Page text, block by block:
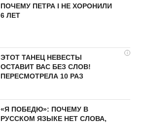
ПОЧЕМУ ПЕТРА I НЕ ХОРОНИЛИ
6 ЛЕТ
i
ЭТОТ ТАНЕЦ НЕВЕСТЫ
ОСТАВИТ ВАС БЕЗ СЛОВ!
ПЕРЕСМОТРЕЛА 10 РАЗ
«Я ПОБЕДЮ»: ПОЧЕМУ В
РУССКОМ ЯЗЫКЕ НЕТ СЛОВА,